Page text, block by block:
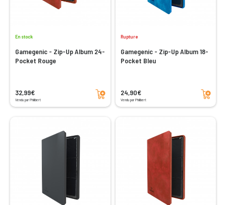
En stock
Gamegenic - Zip-Up Album 24-
Pocket Rouge
32,99€
Vendu par Philibert
Ajouter au panier
Rupture
Gamegenic - Zip-Up Album 18-
Pocket Bleu
24,90€
Vendu par Philibert
Ajouter au panier